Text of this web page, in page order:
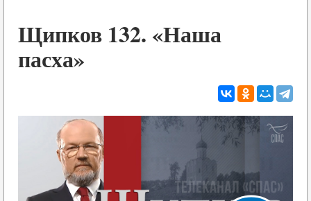
Щипков 132. «Наша
пасха»